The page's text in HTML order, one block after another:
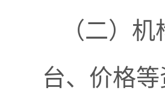
（二）
台、价格